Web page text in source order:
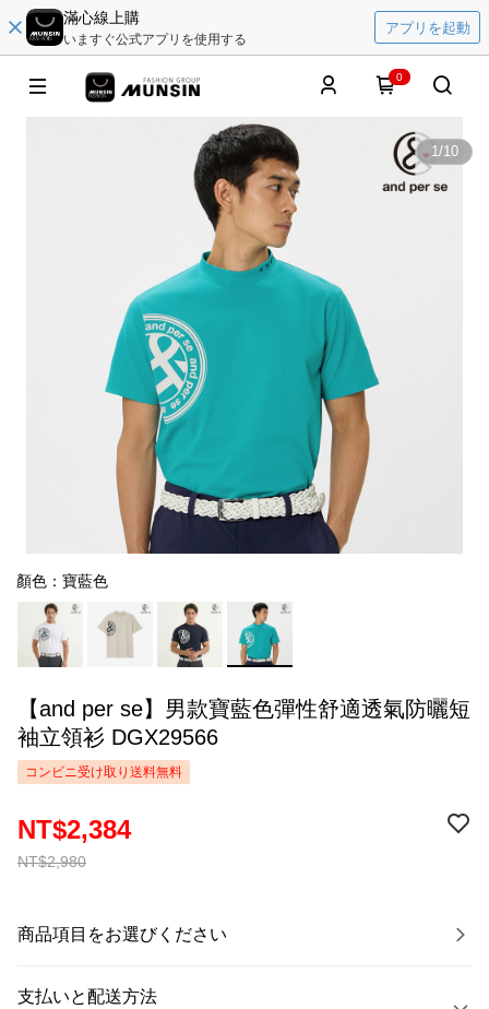
滿心線上購
いますぐ公式アプリを使用する
アプリを起動
0
1/10
顏色：寶藍色
【and per se】男款寶藍色彈性舒適透氣防曬短
袖立領衫 DGX29566
コンビニ受け取り送料無料
NT$2,980
NT$2,384
商品項目をお選びください
支払いと配送方法